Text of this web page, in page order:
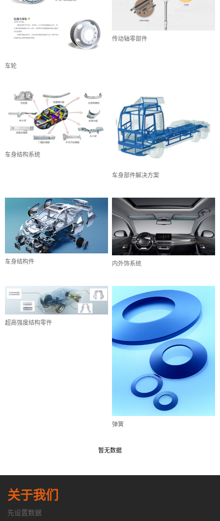
车轮
传动轴零部件
车身结构系统
车身部件解决方案
车身结构件 内外饰系统
超高强度结构零件
弹簧
暂无数据
关于我们
先设置数据